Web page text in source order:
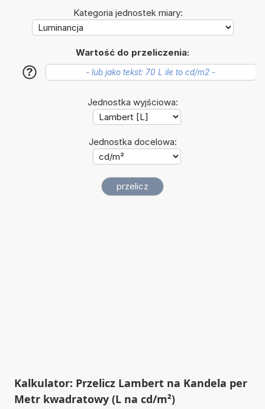
Kategoria jednostek miary:
Wartość do przeliczenia:
?
Jednostka wyjściowa:
Jednostka docelowa:
Kalkulator: Przelicz Lambert na Kandela per
Metr kwadratowy (L na cd/m²)